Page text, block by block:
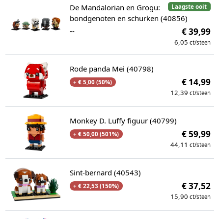
Laagste ooit
De Mandalorian en Grogu:
bondgenoten en schurken (40856)
--
€ 39,99
6,05 ct/steen
Rode panda Mei (40798)
+ € 5,00 (50%) € 14,99
12,39 ct/steen
Monkey D. Luffy figuur (40799)
+ € 50,00 (501%) € 59,99
44,11 ct/steen
Sint-bernard (40543)
+ € 22,53 (150%) € 37,52
15,90 ct/steen